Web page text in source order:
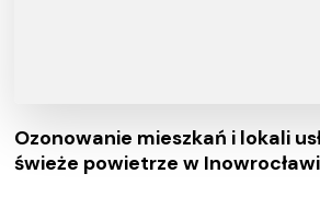
Ozonowanie mieszkań i lokali
świeże powietrze w